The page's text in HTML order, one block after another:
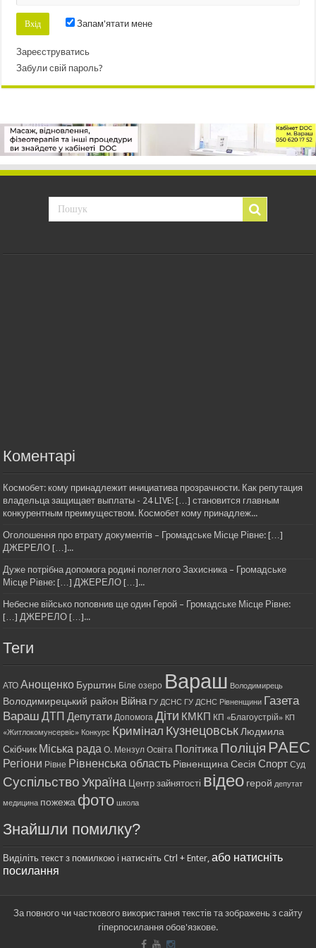
Запам'ятати мене
Зареєструватись
Забули свій пароль?
Коментарі
Космобет: кому принадлежит инициатива прозрачности. Как репутация
владельца защищает выплаты - 24 LIVE: […] становится главным
конкурентным преимуществом. Космобет кому принадлеж...
Оголошення про втрату документів – Громадське Місце Рівне: […]
ДЖЕРЕЛО […]...
Дуже потрібна допомога родині полеглого Захисника – Громадське
Місце Рівне: […] ДЖЕРЕЛО […]...
Небесне військо поповнив ще один Герой – Громадське Місце Рівне:
[…] ДЖЕРЕЛО […]...
Теги
АТО Анощенко Бурштин Біле озеро Вараш Володимирець
Володимирецький район Війна ГУ ДСНС ГУ ДСНС Рівненщини Газета
Вараш ДТП Депутати Допомога Діти КМКП КП «Благоустрій» КП
«Житлокомунсервіс» Конкурс Кримінал Кузнецовськ Людмила
Скібчик Міська рада О. Мензул Освіта ПолітикаПоліція РАЕС
Регіони Рівне Рівненська область Рівненщина Сесія Спорт Суд
Суспільство Україна Центр зайнятості відео герой депутат
медицина пожежа фото школа
Знайшли помилку?
Виділіть текст з помилкою і натисніть Ctrl + Enter,або натисніть
посилання
За повного чи часткового використання текстів та зображень з сайту
гіперпосилання обов'язкове.